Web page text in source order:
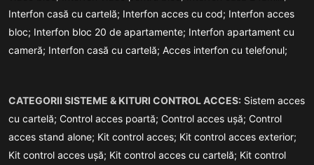
Interfon casă cu cartelă; Interfon acces cu cod; Interfon acces
bloc; Interfon bloc 20 de apartamente; Interfon apartament cu
cameră; Interfon casă cu cartelă; Acces interfon cu telefonul;
CATEGORII SISTEME & KITURI CONTROL ACCES: Sistem acces
cu cartelă; Control acces poartă; Control acces ușă; Control
acces stand alone; Kit control acces; Kit control acces exterior;
Kit control acces ușă; Kit control acces cu cartelă; Kit control